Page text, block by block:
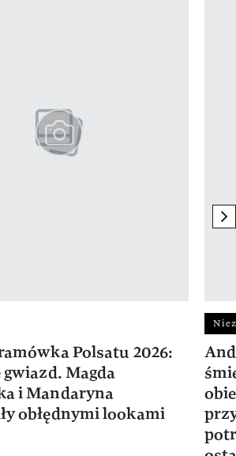
Polsatu 2026:
Magda
i Mandaryna
obłędnymi lookami